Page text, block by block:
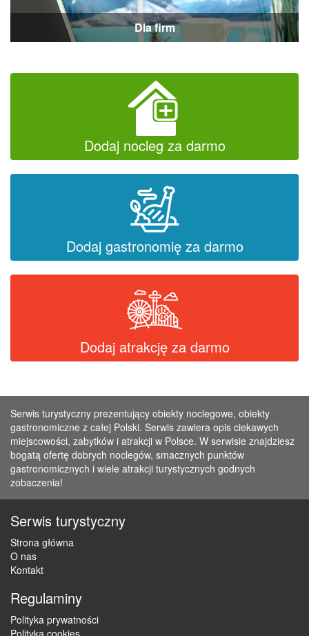
Dla firm
Dodaj nocleg za darmo
Dodaj gastronomię za darmo
Dodaj atrakcję za darmo
Serwis turystyczny prezentujący obiekty noclegowe, obiekty
gastronomiczne z całej Polski. Serwis zawiera opis ciekawych
miejscowości, zabytków i atrakcji w Polsce. W serwisie znajdziesz
bogatą ofertę dobrych noclegów, smacznych punktów
gastronomicznych i wiele atrakcji turystycznych godnych
zobaczenia!
Serwis turystyczny
Strona główna
O nas
Kontakt
Regulaminy
Polityka prywatności
Polityka cookies